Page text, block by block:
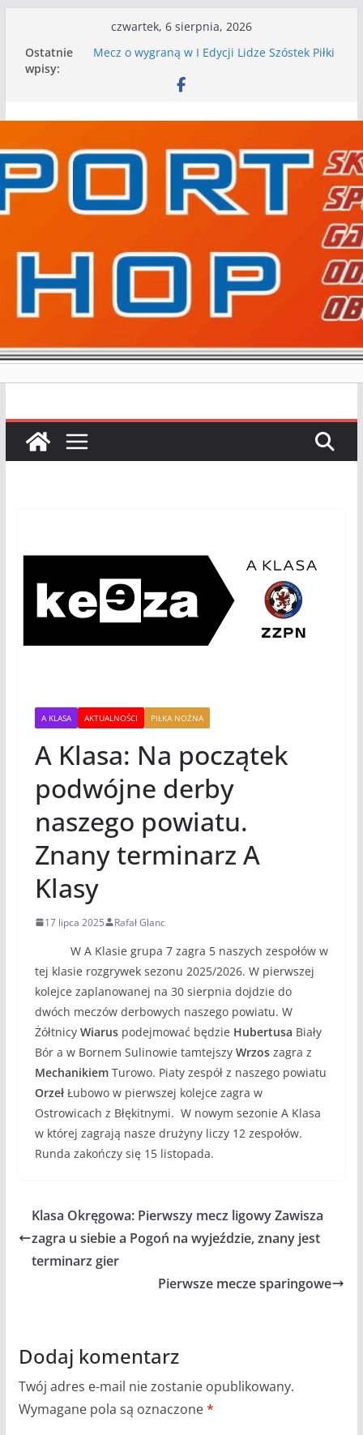
treści
czwartek, 6 sierpnia, 2026
Ostatnie
wpisy:
Mecz o wygraną w I Edycji Lidze Szóstek Piłki
Nasze piłkarskie zespoły w toku przygotowań
Kolejne gry kontrolne naszych piłkarskich
WKS wygrywa pierwszą edycję Ligi Szóstek w
Gwdzie Wielkiej
I mamy kolejne gry kontrolne, piłkarskie
granie przed nami
A KLASA AKTUALNOŚCI PIŁKA NOŻNA
A Klasa: Na początek
podwójne derby
naszego powiatu.
Znany terminarz A
Klasy
17 lipca 2025 Rafał Glanc
W A Klasie grupa 7 zagra 5 naszych zespołów w
tej klasie rozgrywek sezonu 2025/2026. W pierwszej
kolejce zaplanowanej na 30 sierpnia dojdzie do
dwóch meczów derbowych naszego powiatu. W
Żółtnicy Wiaruspodejmować będzie Hubertusa Biały
Bór a w Bornem Sulinowie tamtejszy Wrzoszagra z
MechanikiemTurowo. Piaty zespół z naszego powiatu
OrzełŁubowo w pierwszej kolejce zagra w
Ostrowicach z Błękitnymi. W nowym sezonie A Klasa
w której zagrają nasze drużyny liczy 12 zespołów.
Runda zakończy się 15 listopada.
Klasa Okręgowa: Pierwszy mecz ligowy Zawisza
zagra u siebie a Pogoń na wyjeździe, znany jest
terminarz gier
Pierwsze mecze sparingowe
Dodaj komentarz
Twój adres e-mail nie zostanie opublikowany.
Wymagane pola są oznaczone*